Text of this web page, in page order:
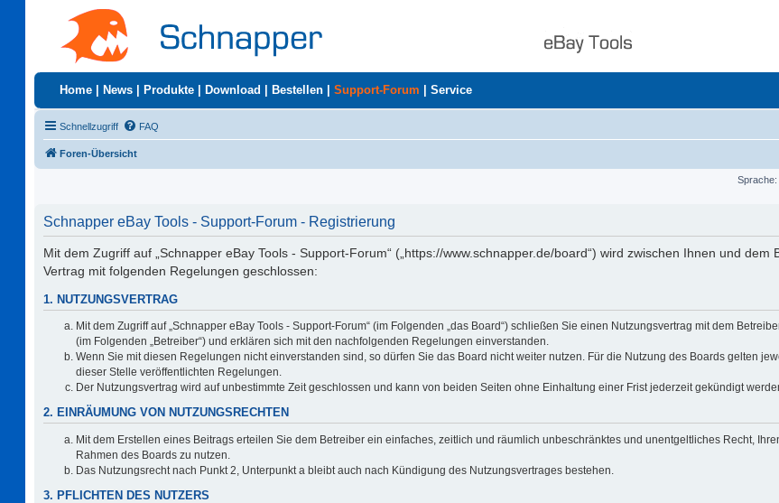
Home News Produkte Download Bestellen Support-Forum Service
Schnellzugriff FAQ
Foren-Übersicht
Sprache:
Schnapper eBay Tools - Support-Forum - Registrierung
Mit dem Zugriff auf „Schnapper eBay Tools - Support-Forum“ („https://www.schnapper.de/board“) wird zwischen Ihnen und dem
Vertrag mit folgenden Regelungen geschlossen:
1. NUTZUNGSVERTRAG
Mit dem Zugriff auf „Schnapper eBay Tools - Support-Forum“ (im Folgenden „das Board“) schließen Sie einen Nutzungsvertrag mit dem
(im Folgenden „Betreiber“) und erklären sich mit den nachfolgenden Regelungen einverstanden.
Wenn Sie mit diesen Regelungen nicht einverstanden sind, so dürfen Sie das Board nicht weiter nutzen. Für die Nutzung des Boards gelten
dieser Stelle veröffentlichten Regelungen.
Der Nutzungsvertrag wird auf unbestimmte Zeit geschlossen und kann von beiden Seiten ohne Einhaltung einer Frist jederzeit gekündigt
2. EINRÄUMUNG VON NUTZUNGSRECHTEN
Mit dem Erstellen eines Beitrags erteilen Sie dem Betreiber ein einfaches, zeitlich und räumlich unbeschränktes und unentgeltliches Recht,
Rahmen des Boards zu nutzen.
Das Nutzungsrecht nach Punkt 2, Unterpunkt a bleibt auch nach Kündigung des Nutzungsvertrages bestehen.
3. PFLICHTEN DES NUTZERS